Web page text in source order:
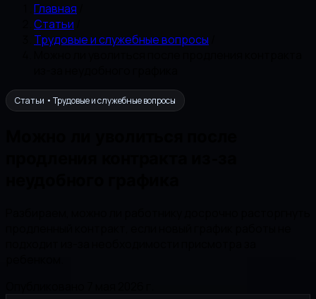
Главная
Статьи
Трудовые и служебные вопросы
Статьи • Трудовые и служебные вопросы